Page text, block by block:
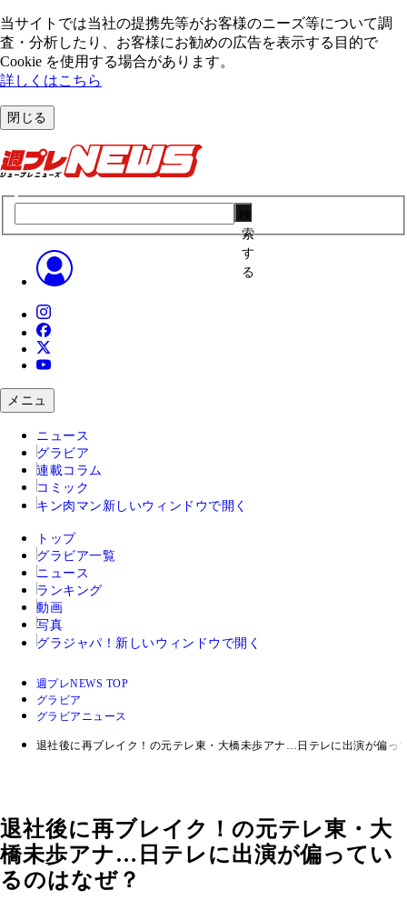
当サイトでは当社の提携先等がお客様のニーズ等について調
査・分析したり、お客様にお勧めの広告を表⽰する⽬的で
Cookie を使⽤する場合があります。
詳しくはこちら
閉じる
索
す
る
メニュ
ニュース
グラビア
連載コラム
コミック
キン肉マン 新しいウィンドウで開く
トップ
グラビア一覧
ニュース
ランキング
動画
写真
グラジャパ！ 新しいウィンドウで開く
週プレNEWS TOP
グラビア
グラビアニュース
退社後に再ブレイク！の元テレ東・大橋未歩アナ…日テレに出演が偏っ
退社後に再ブレイク！の元テレ東・大
橋未歩アナ…日テレに出演が偏ってい
るのはなぜ？